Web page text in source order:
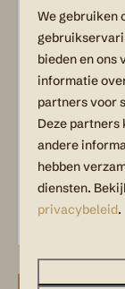
Stapelbed: 1
Droogrek
We gebruiken
bieden en ons
informatie
partners voor
Deze partners
andere
hebben
diensten.
privacybeleid.